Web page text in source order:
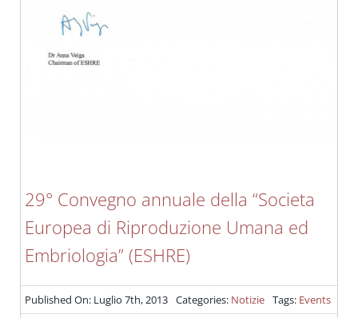
29° Convegno annuale della “Societa
Europea di Riproduzione Umana ed
Embriologia” (ESHRE)
Published On: Luglio 7th, 2013 Categories: Notizie Tags: Events